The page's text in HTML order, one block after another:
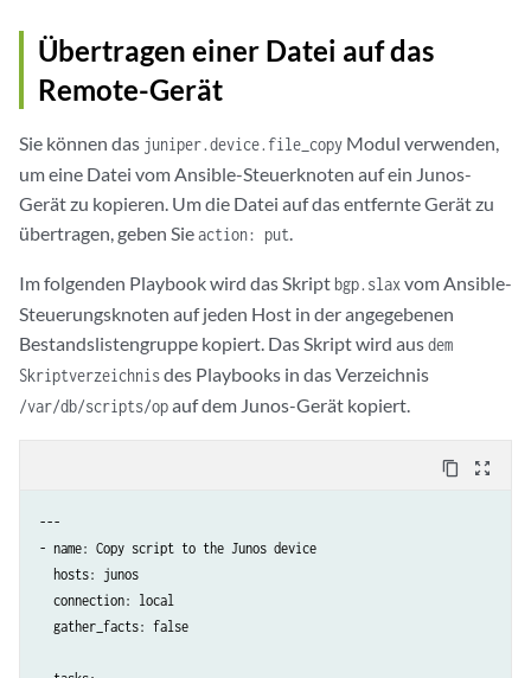
r2                         : ok=1    changed=1    unreachable=0
Übertragen einer Datei auf das
Remote-Gerät
Sie können das juniper.device.file_copy Modul verwenden,
um eine Datei vom Ansible-Steuerknoten auf ein Junos-
Gerät zu kopieren. Um die Datei auf das entfernte Gerät zu
übertragen, geben Sieaction: put
Im folgenden Playbook wird das Skriptbgp.slax vom Ansible-
Steuerungsknoten auf jeden Host in der angegebenen
Bestandslistengruppe kopiert. Das Skript wird ausdem
Skriptverzeichnisdes Playbooks in das Verzeichnis
/var/db/scripts/opauf dem Junos-Gerät kopiert.
content_copy zoom_out_map
---
- name: Copy script to the Junos device
  hosts: junos
  connection: local
  gather_facts: false